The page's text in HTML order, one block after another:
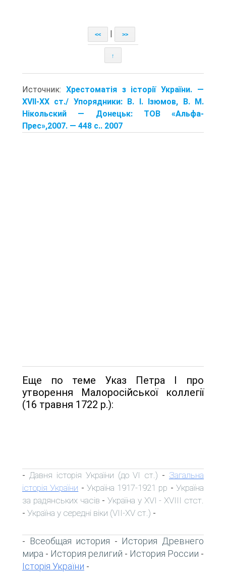
<< >>
↑
Источник: Хрестоматія з історії України. —
XVII-XX ст./ Упорядники: В. І. Ізюмов, В. М.
Нікольский — Донецьк: TOB «Альфа-
Прес»,2007. — 448 с.. 2007
Еще по теме Указ Петра І про
утворення Малоросійської коллегії
(16 травня 1722 р.):
- Давня історія України (до VI ст.) - Загальна
історія України - Україна 1917-1921 рр -Україна
за радянських часів -Україна у XVI - XVIII стст.
- Україна у середні віки (VII-XV ст.) -
- Всеобщая история - История Древнего
мира - История религий - История России -
Історія України -